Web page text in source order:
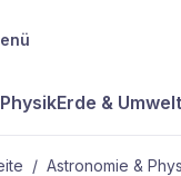
Erde & Umwelt
/ Astronomie &